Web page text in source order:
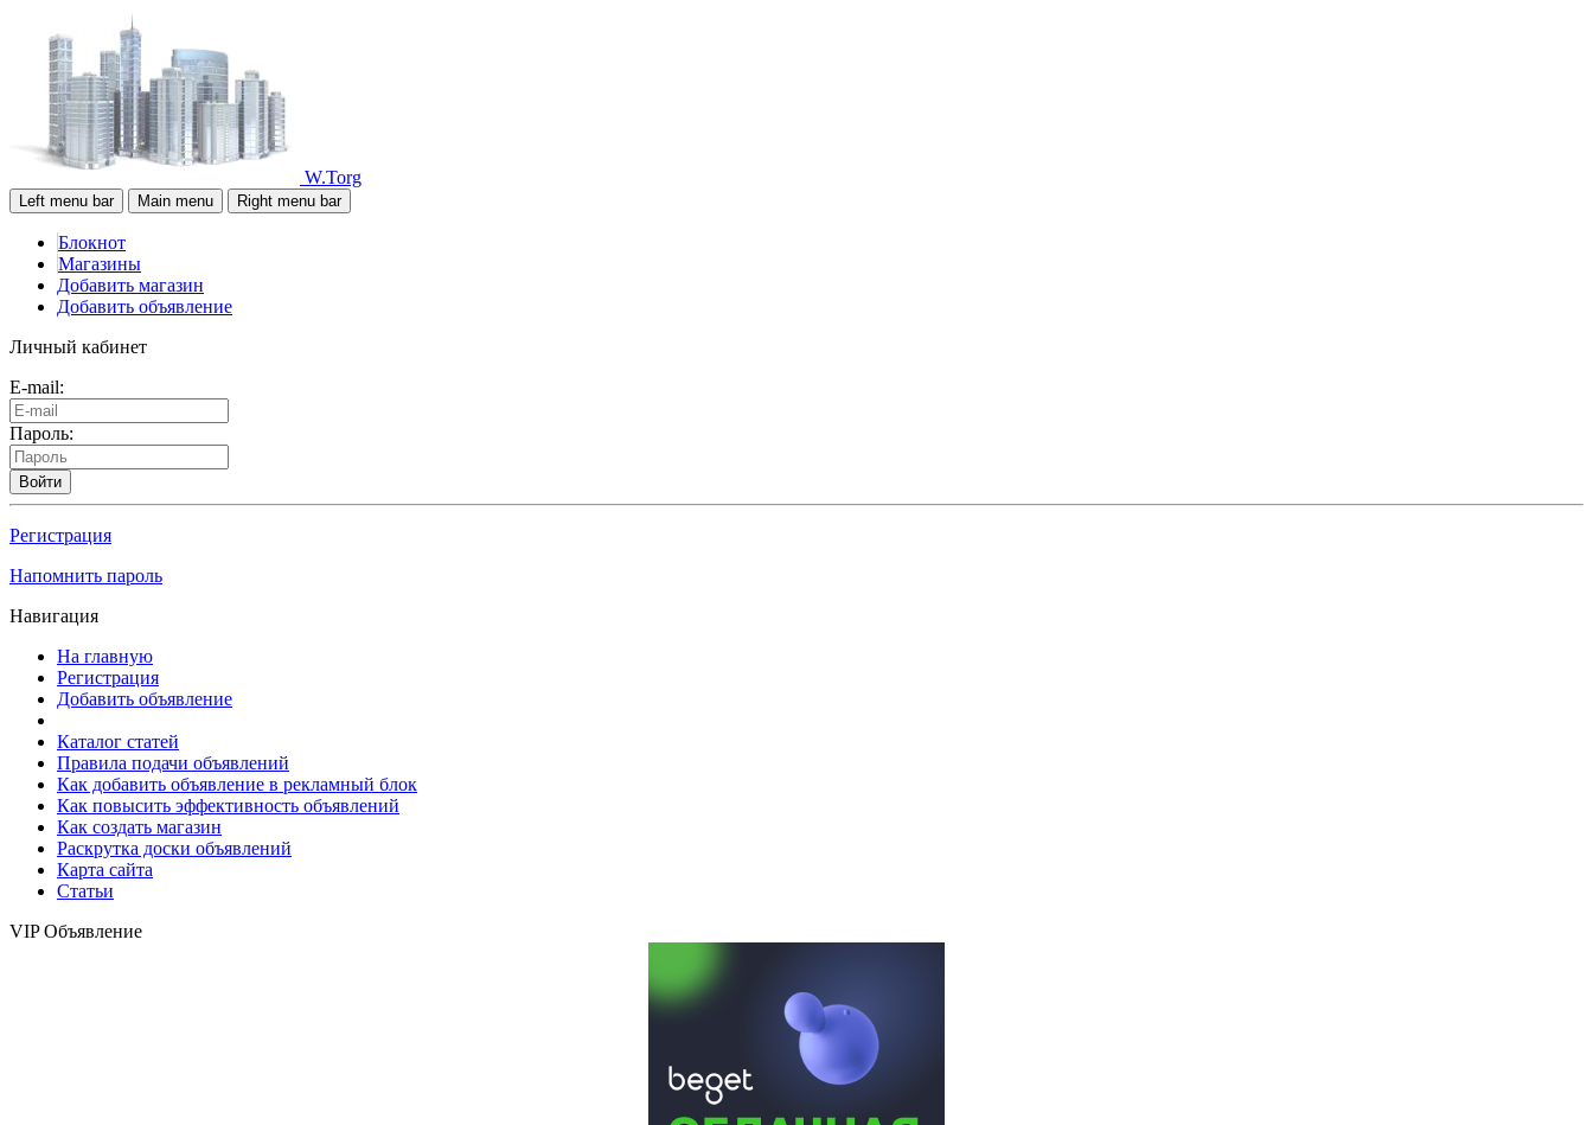
W.Torg
Left menu bar Main menu Right menu bar
Блокнот
Магазины
Добавить магазин
Добавить объявление
Личный кабинет
E-mail:
Пароль:
Войти
Регистрация
Напомнить пароль
Навигация
На главную
Регистрация
Добавить объявление
Каталог статей
Правила подачи объявлений
Как добавить объявление в рекламный блок
Как повысить эффективность объявлений
Как создать магазин
Раскрутка доски объявлений
Карта сайта
Статьи
VIP Объявление